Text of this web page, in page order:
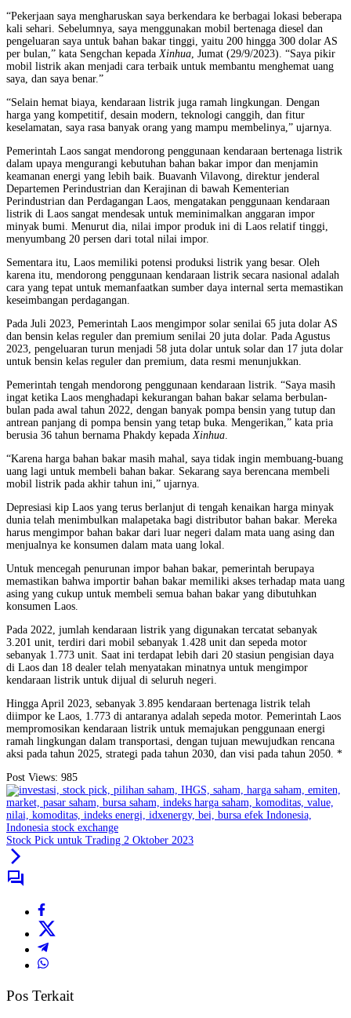
“Pekerjaan saya mengharuskan saya berkendara ke berbagai lokasi beberapa
kali sehari. Sebelumnya, saya menggunakan mobil bertenaga diesel dan
pengeluaran saya untuk bahan bakar tinggi, yaitu 200 hingga 300 dolar AS
per bulan,” kata Sengchan kepadaXinhua, Jumat (29/9/2023). “Saya pikir
mobil listrik akan menjadi cara terbaik untuk membantu menghemat uang
saya, dan saya benar.”
“Selain hemat biaya, kendaraan listrik juga ramah lingkungan. Dengan
harga yang kompetitif, desain modern, teknologi canggih, dan fitur
keselamatan, saya rasa banyak orang yang mampu membelinya,” ujarnya.
Pemerintah Laos sangat mendorong penggunaan kendaraan bertenaga listrik
dalam upaya mengurangi kebutuhan bahan bakar impor dan menjamin
keamanan energi yang lebih baik. Buavanh Vilavong, direktur jenderal
Departemen Perindustrian dan Kerajinan di bawah Kementerian
Perindustrian dan Perdagangan Laos, mengatakan penggunaan kendaraan
listrik di Laos sangat mendesak untuk meminimalkan anggaran impor
minyak bumi. Menurut dia, nilai impor produk ini di Laos relatif tinggi,
menyumbang 20 persen dari total nilai impor.
Sementara itu, Laos memiliki potensi produksi listrik yang besar. Oleh
karena itu, mendorong penggunaan kendaraan listrik secara nasional adalah
cara yang tepat untuk memanfaatkan sumber daya internal serta memastikan
keseimbangan perdagangan.
Pada Juli 2023, Pemerintah Laos mengimpor solar senilai 65 juta dolar AS
dan bensin kelas reguler dan premium senilai 20 juta dolar. Pada Agustus
2023, pengeluaran turun menjadi 58 juta dolar untuk solar dan 17 juta dolar
untuk bensin kelas reguler dan premium, data resmi menunjukkan.
Pemerintah tengah mendorong penggunaan kendaraan listrik. “Saya masih
ingat ketika Laos menghadapi kekurangan bahan bakar selama berbulan-
bulan pada awal tahun 2022, dengan banyak pompa bensin yang tutup dan
antrean panjang di pompa bensin yang tetap buka. Mengerikan,” kata pria
berusia 36 tahun bernama Phakdy kepadaXinhua.
“Karena harga bahan bakar masih mahal, saya tidak ingin membuang-buang
uang lagi untuk membeli bahan bakar. Sekarang saya berencana membeli
mobil listrik pada akhir tahun ini,” ujarnya.
Depresiasi kip Laos yang terus berlanjut di tengah kenaikan harga minyak
dunia telah menimbulkan malapetaka bagi distributor bahan bakar. Mereka
harus mengimpor bahan bakar dari luar negeri dalam mata uang asing dan
menjualnya ke konsumen dalam mata uang lokal.
Untuk mencegah penurunan impor bahan bakar, pemerintah berupaya
memastikan bahwa importir bahan bakar memiliki akses terhadap mata uang
asing yang cukup untuk membeli semua bahan bakar yang dibutuhkan
konsumen Laos.
Pada 2022, jumlah kendaraan listrik yang digunakan tercatat sebanyak
3.201 unit, terdiri dari mobil sebanyak 1.428 unit dan sepeda motor
sebanyak 1.773 unit. Saat ini terdapat lebih dari 20 stasiun pengisian daya
di Laos dan 18 dealer telah menyatakan minatnya untuk mengimpor
kendaraan listrik untuk dijual di seluruh negeri.
Hingga April 2023, sebanyak 3.895 kendaraan bertenaga listrik telah
diimpor ke Laos, 1.773 di antaranya adalah sepeda motor. Pemerintah Laos
mempromosikan kendaraan listrik untuk memajukan penggunaan energi
ramah lingkungan dalam transportasi, dengan tujuan mewujudkan rencana
aksi pada tahun 2025, strategi pada tahun 2030, dan visi pada tahun 2050. *
Post Views: 985
Stock Pick untuk Trading 2 Oktober 2023
Pos Terkait